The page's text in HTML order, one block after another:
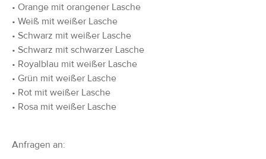
• Orange mit orangener Lasche
• Weiß mit weißer Lasche
• Schwarz mit weißer Lasche
• Schwarz mit schwarzer Lasche
• Royalblau mit weißer Lasche
• Grün mit weißer Lasche
• Rot mit weißer Lasche
• Rosa mit weißer Lasche
Anfragen an: